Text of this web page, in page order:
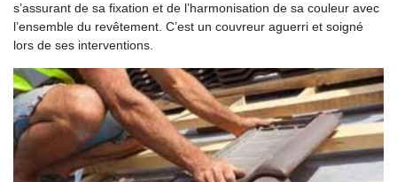
s’assurant de sa fixation et de l’harmonisation de sa couleur avec
l’ensemble du revêtement. C’est un couvreur aguerri et soigné
lors de ses interventions.